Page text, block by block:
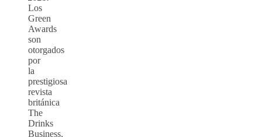
Los
Green
Awards
son
otorgados
por
la
prestigiosa
revista
británica
The
Drinks
Business,